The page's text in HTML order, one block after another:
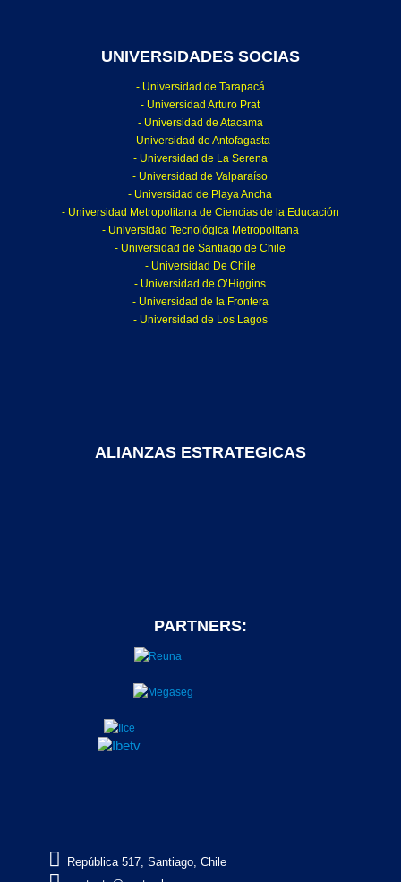
UNIVERSIDADES SOCIAS
- Universidad de Tarapacá
- Universidad Arturo Prat
- Universidad de Atacama
- Universidad de Antofagasta
- Universidad de La Serena
- Universidad de Valparaíso
- Universidad de Playa Ancha
- Universidad Metropolitana de Ciencias de la Educación
- Universidad Tecnológica Metropolitana
- Universidad de Santiago de Chile
- Universidad De Chile
- Universidad de O’Higgins
- Universidad de la Frontera
- Universidad de Los Lagos
ALIANZAS ESTRATEGICAS
PARTNERS:
 República 517, Santiago, Chile